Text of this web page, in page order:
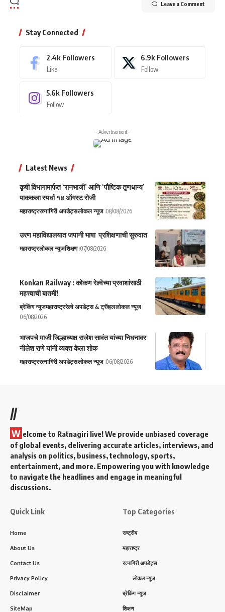
Leave a Comment
Stay Connected
2.4k Followers
Like
6.9k Followers
Follow
5.6k Followers
Follow
- Advertisement -
Latest News
कृषी विभागामार्फत ‘रानभाजी’ आणि ‘पौष्टिक तृणधान्य’
पाककला स्पर्धा १४ ऑगस्ट रोजी
महाराष्ट्ररत्नागिरी अपडेट्सलोकल न्यूज 08/08/2026
उरण महाविद्यालयात जपानी भाषा प्रशिक्षणाची सुरुवात
महाराष्ट्रलोकल न्यूजशिक्षण 07/08/2026
Konkan Railway : कोकण रेल्वेच्या प्रवाशांसाठी
महत्त्वाची बातमी!
ब्रेकिंग न्यूजमहाराष्ट्ररेल्वे अपडेट्स & ट्रॅव्हललोकल न्यूज
06/08/2026
भाजपचे माजी जिल्हाध्यक्ष राजेश सावंत यांच्या निधनावर
नीलेश राणे यांनी व्यक्त केला शोक
महाराष्ट्ररत्नागिरी अपडेट्सलोकल न्यूज 06/08/2026
//
W elcome to Ratnagiri live! We provide unbiased coverage
of global events, delivering accurate articles, interviews, and
analysis on politics, business, technology, sports,
entertainment, and more. Empowering you with knowledge
to navigate the headlines and engage in meaningful
discussions.
Quick Link
Home
About Us
Contact Us
Privacy Policy
Disclaimer
SiteMap
Top Categories
राष्ट्रीय
महाराष्ट्र
रत्नागिरी अपडेट्स
लोकल न्यूज
ब्रेकिंग न्यूज
शिक्षण